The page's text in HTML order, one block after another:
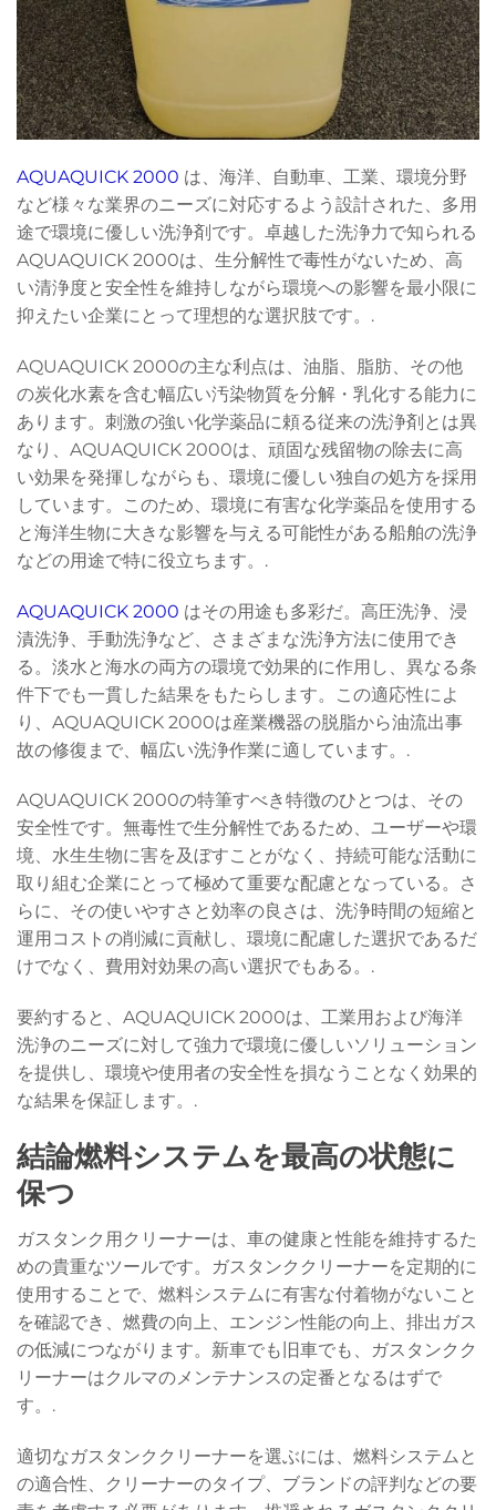
AQUAQUICK 2000 は、海洋、自動車、工業、環境分野
など様々な業界のニーズに対応するよう設計された、多用
途で環境に優しい洗浄剤です。卓越した洗浄力で知られる
AQUAQUICK 2000は、生分解性で毒性がないため、高
い清浄度と安全性を維持しながら環境への影響を最小限に
抑えたい企業にとって理想的な選択肢です。.
AQUAQUICK 2000の主な利点は、油脂、脂肪、その他
の炭化水素を含む幅広い汚染物質を分解・乳化する能力に
あります。刺激の強い化学薬品に頼る従来の洗浄剤とは異
なり、AQUAQUICK 2000は、頑固な残留物の除去に高
い効果を発揮しながらも、環境に優しい独自の処方を採用
しています。このため、環境に有害な化学薬品を使用する
と海洋生物に大きな影響を与える可能性がある船舶の洗浄
などの用途で特に役立ちます。.
AQUAQUICK 2000 はその用途も多彩だ。高圧洗浄、浸
漬洗浄、手動洗浄など、さまざまな洗浄方法に使用でき
る。淡水と海水の両方の環境で効果的に作用し、異なる条
件下でも一貫した結果をもたらします。この適応性によ
り、AQUAQUICK 2000は産業機器の脱脂から油流出事
故の修復まで、幅広い洗浄作業に適しています。.
AQUAQUICK 2000の特筆すべき特徴のひとつは、その
安全性です。無毒性で生分解性であるため、ユーザーや環
境、水生生物に害を及ぼすことがなく、持続可能な活動に
取り組む企業にとって極めて重要な配慮となっている。さ
らに、その使いやすさと効率の良さは、洗浄時間の短縮と
運用コストの削減に貢献し、環境に配慮した選択であるだ
けでなく、費用対効果の高い選択でもある。.
要約すると、AQUAQUICK 2000は、工業用および海洋
洗浄のニーズに対して強力で環境に優しいソリューション
を提供し、環境や使用者の安全性を損なうことなく効果的
な結果を保証します。.
結論燃料システムを最高の状態に
保つ
ガスタンク用クリーナーは、車の健康と性能を維持するた
めの貴重なツールです。ガスタンククリーナーを定期的に
使用することで、燃料システムに有害な付着物がないこと
を確認でき、燃費の向上、エンジン性能の向上、排出ガス
の低減につながります。新車でも旧車でも、ガスタンクク
リーナーはクルマのメンテナンスの定番となるはずで
す。.
適切なガスタンククリーナーを選ぶには、燃料システムと
の適合性、クリーナーのタイプ、ブランドの評判などの要